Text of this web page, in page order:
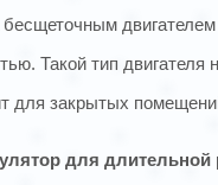
Такой тип
для закрытых
для длительной